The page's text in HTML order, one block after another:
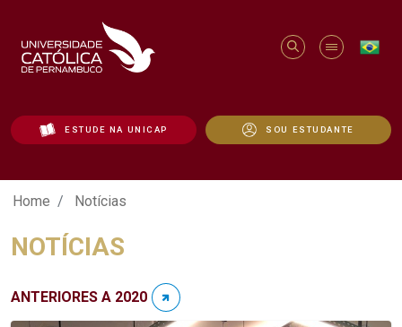
ESTUDE NA UNICAP SOU ESTUDANTE
Notícias - Unicap
Home Notícias
NOTÍCIAS
ANTERIORES A 2020